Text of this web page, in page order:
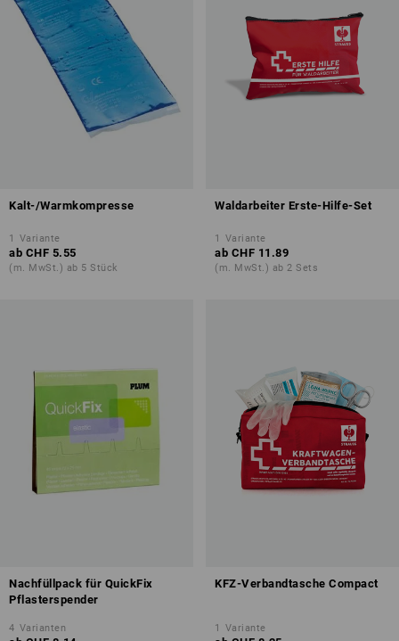
Kalt-/Warmkompresse
1 Variante
ab CHF 5.55
(m. MwSt.) ab 5 Stück
Waldarbeiter Erste-Hilfe-Set
1 Variante
ab CHF 11.89
(m. MwSt.) ab 2 Sets
Nachfüllpack für QuickFix
Pflasterspender
4 Varianten
KFZ-Verbandtasche Compact
1 Variante